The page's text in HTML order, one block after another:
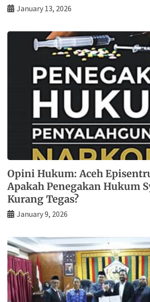
January 13, 2026
Opini Hukum: Aceh
Apakah Penegakan Hukum
Kurang Tegas?
January 9, 2026